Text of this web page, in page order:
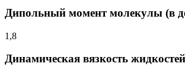
Дипольный момент молекулы (в
1,8
Динамическая вязкость